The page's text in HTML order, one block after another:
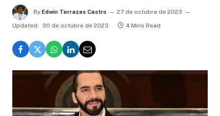
By Edwin Terrazas Castro
27 de octubre de 2023
Updated:
30 de octubre de 2023 4 Mins Read